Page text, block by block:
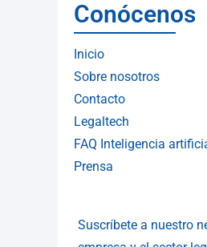
Conócenos
Inicio
Sobre nosotros
Contacto
Legaltech
FAQ Inteligencia
Prensa
Suscríbete a nuestro